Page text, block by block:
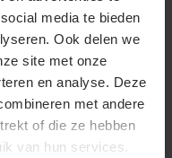
media te bieden
Ook delen we
site met onze
en analyse. Deze
met andere
of die ze hebben
van hun services.
Gerecycled Polyester
Regular Fit
reflecterend
Excl. btw
Bekijken